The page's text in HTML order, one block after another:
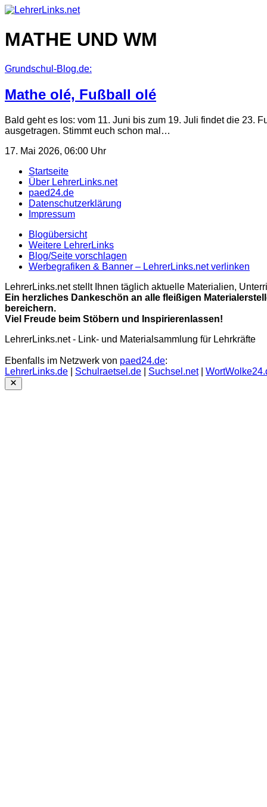
Skip
content
MATHE UND WM
Grundschul-Blog.de:
Mathe olé, Fußball olé
Bald geht es los: vom 11. Juni bis zum 19. Juli findet die 23.
ausgetragen. Stimmt euch schon mal…
17. Mai 2026, 06:00 Uhr
Startseite
Über LehrerLinks.net
paed24.de
Datenschutzerklärung
Impressum
Blogübersicht
Weitere LehrerLinks
Blog/Seite vorschlagen
Werbegrafiken & Banner – LehrerLinks.net verlinken
LehrerLinks.net stellt Ihnen täglich aktuelle Materialien,
Ein herzliches Dankeschön an alle fleißigen
bereichern.
Viel Freude beim Stöbern und Inspirierenlassen!
LehrerLinks.net - Link- und Materialsammlung für Lehrkräfte
Ebenfalls im Netzwerk von paed24.de:
LehrerLinks.de
Schulraetsel.de Suchsel.net|
Close